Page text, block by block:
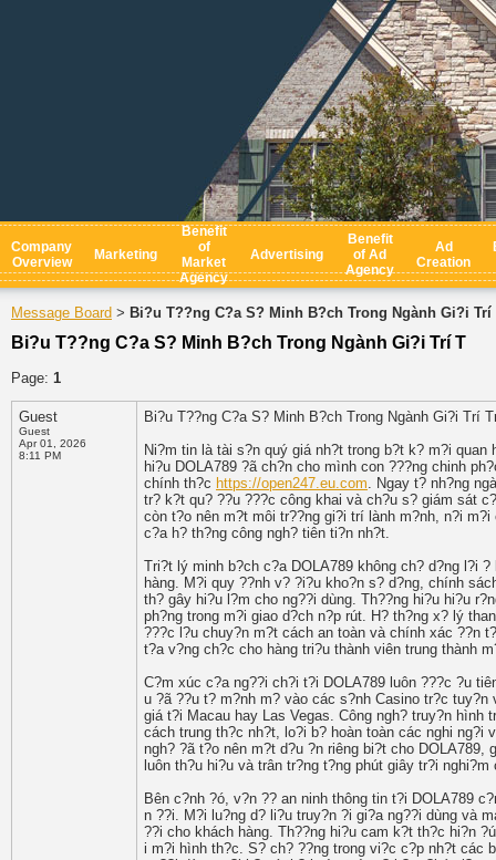
Company
Overview
Marketing
Benefit
of
Market
Agency
Advertising
Benefit
of Ad
Agency
Ad
Creation
Message Board > Bi?u T??ng C?a S? Minh B?ch Trong Ngành Gi?i Trí
Bi?u T??ng C?a S? Minh B?ch Trong Ngành Gi?i Trí T
Page: 1
Guest
Guest
Apr 01, 2026
8:11 PM
Bi?u T??ng C?a S? Minh B?ch Trong Ngành Gi?i Trí
Ni?m tin là tài s?n quý giá nh?t trong b?t k? m?i
hi?u DOLA789 ?ã ch?n cho mình con ???ng chinh
chính th?c https://open247.eu.com. Ngay t? nh?ng
tr? k?t qu? ??u ???c công khai và ch?u s? giám sát
còn t?o nên m?t môi tr??ng gi?i trí lành m?nh, n?i
c?a h? th?ng công ngh? tiên ti?n nh?t.
Tri?t lý minh b?ch c?a DOLA789 không ch? d?ng l?i
hàng. M?i quy ??nh v? ?i?u kho?n s? d?ng, chính
th? gây hi?u l?m cho ng??i dùng. Th??ng hi?u hi?u
ph?ng trong m?i giao d?ch n?p rút. H? th?ng x? lý
???c l?u chuy?n m?t cách an toàn và chính xác ??n
t?a v?ng ch?c cho hàng tri?u thành viên trung thành
C?m xúc c?a ng??i ch?i t?i DOLA789 luôn ???c ?u
u ?ã ??u t? m?nh m? vào các s?nh Casino tr?c
giá t?i Macau hay Las Vegas. Công ngh? truy?n hình
cách trung th?c nh?t, lo?i b? hoàn toàn các nghi ng?i
ngh? ?ã t?o nên m?t d?u ?n riêng bi?t cho
luôn th?u hi?u và trân tr?ng t?ng phút giây tr?i
Bên c?nh ?ó, v?n ?? an ninh thông tin t?i DOLA789
n ??i. M?i lu?ng d? li?u truy?n ?i gi?a ng??i dùng và
??i cho khách hàng. Th??ng hi?u cam k?t th?c hi?n
i m?i hình th?c. S? ch? ??ng trong vi?c c?p nh?t các